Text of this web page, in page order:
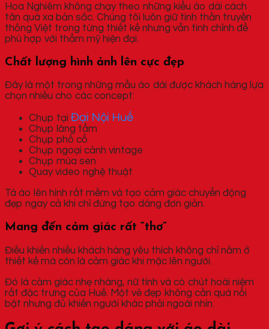
Hoa Nghiêm không chạy theo những kiểu áo dài cách
tân quá xa bản sắc. Chúng tôi luôn giữ tinh thần truyền
thống Việt trong từng thiết kế nhưng vẫn tinh chỉnh để
phù hợp với thẩm mỹ hiện đại.
Chất lượng hình ảnh lên cực đẹp
Đây là một trong những mẫu áo dài được khách hàng lựa
chọn nhiều cho các concept:
Chụp tại Đại Nội Huế
Chụp lăng tẩm
Chụp phố cổ
Chụp ngoại cảnh vintage
Chụp mùa sen
Quay video nghệ thuật
Tà áo lên hình rất mềm và tạo cảm giác chuyển động
đẹp ngay cả khi chỉ đứng tạo dáng đơn giản.
Mang đến cảm giác rất “thơ”
Điều khiến nhiều khách hàng yêu thích không chỉ nằm ở
thiết kế mà còn là cảm giác khi mặc lên người.
Đó là cảm giác nhẹ nhàng, nữ tính và có chút hoài niệm
rất đặc trưng của Huế. Một vẻ đẹp không cần quá nổi
bật nhưng đủ khiến người khác phải ngoái nhìn.